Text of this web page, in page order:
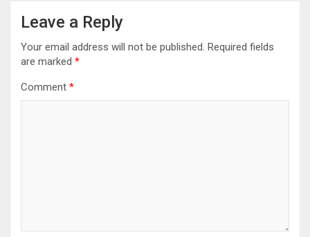
Leave a Reply
Your email address will not be published. Required fields
are marked *
Comment *